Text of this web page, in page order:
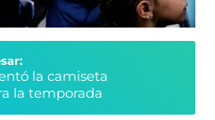
la camiseta
la temporada